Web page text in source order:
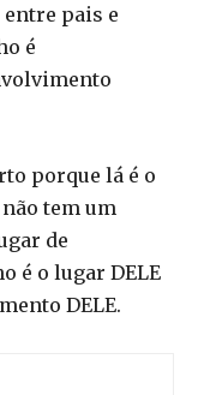
pais e
é
porque lá é o
tem um
de
é o lugar DELE
DELE.